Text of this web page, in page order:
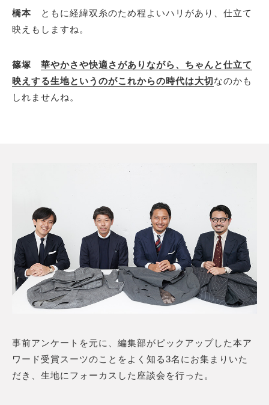
橋本
ともに経緯双糸のため程よいハリがあり、仕立て
映えもしますね。
篠塚 華やかさや快適さがありながら、ちゃんと仕立て
映えする生地というのがこれからの時代は大切なのかも
しれませんね。
事前アンケートを元に、編集部がピックアップした本ア
ワード受賞スーツのことをよく知る3名にお集まりいた
だき、生地にフォーカスした座談会を行った。